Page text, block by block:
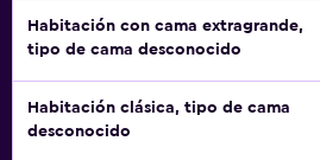
Habitación con cama extragrande,
tipo de cama desconocido
Habitación clásica, tipo de cama
desconocido